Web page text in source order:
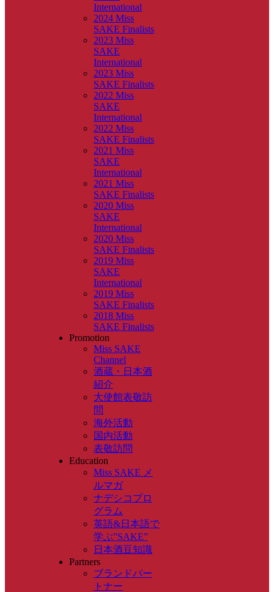
International
2024 Miss
SAKE Finalists
2023 Miss
SAKE
International
2023 Miss
SAKE Finalists
2022 Miss
SAKE
International
2022 Miss
SAKE Finalists
2021 Miss
SAKE
International
2021 Miss
SAKE Finalists
2020 Miss
SAKE
International
2020 Miss
SAKE Finalists
2019 Miss
SAKE
International
2019 Miss
SAKE Finalists
2018 Miss
SAKE Finalists
Promotion
Miss SAKE
Channel
酒蔵・日本酒
紹介
大使館表敬訪
問
海外活動
国内活動
表敬訪問
Education
Miss SAKE メ
ルマガ
ナデシコプロ
グラム
英語&日本語で
学ぶ”SAKE”
日本酒豆知識
Partners
ブランドパー
トナー